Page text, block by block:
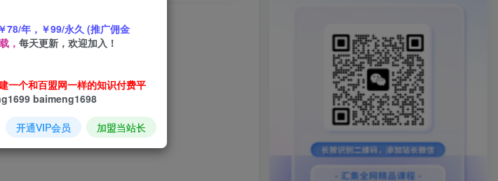
￥78/年，￥99/永久 (推广佣金
， 每天更新，欢迎加入！
一个和百盟网一样的知识付费平
baimeng1698
开通VIP会员 加盟当站长